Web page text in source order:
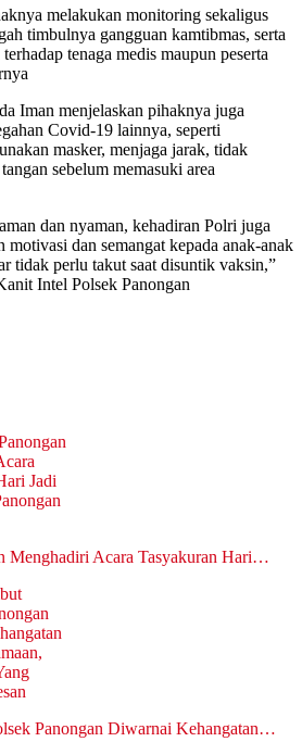
melakukan monitoring sekaligus
timbulnya gangguan kamtibmas, serta
tenaga medis maupun peserta
Iman menjelaskan pihaknya juga
Covid-19 lainnya, seperti
masker, menjaga jarak, tidak
sebelum memasuki area
dan nyaman, kehadiran Polri juga
motivasi dan semangat kepada anak-anak
tidak perlu takut saat disuntik vaksin,”
Intel Polsek Panongan
Menghadiri Acara Tasyakuran Hari…
Panongan Diwarnai Kehangatan…